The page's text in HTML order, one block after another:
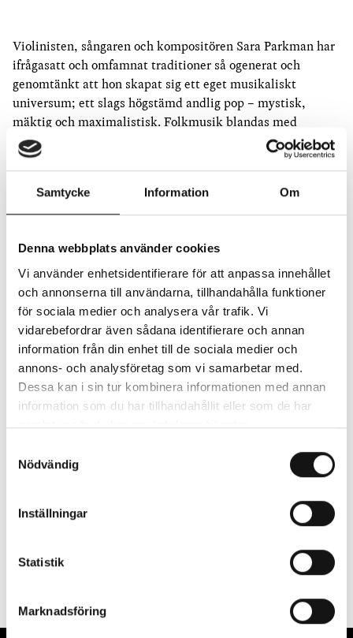
Samtycke Information Om
Denna webbplats använder cookies
Vi använder enhetsidentifierare för att anpassa innehållet
och annonserna till användarna, tillhandahålla funktioner
för sociala medier och analysera vår trafik. Vi
vidarebefordrar även sådana identifierare och annan
information från din enhet till de sociala medier och
annons- och analysföretag som vi samarbetar med.
Dessa kan i sin tur kombinera informationen med annan
information som du har tillhandahållit eller som de har
samlat in när du har använt deras tjänster.
Nödvändig
Inställningar
Statistik
Marknadsföring
Violinisten, sångaren och kompositören Sara Parkman har
ifrågasatt och omfamnat traditioner så ogenerat och
genomtänkt att hon skapat sig ett eget musikaliskt
universum; ett slags högstämd andlig pop – mystisk,
mäktig och maximalistisk. Folkmusik blandas med
synthar, vallåtar från fäbodar med tusen år gammal
religiös musik. Låttexterna har litterära referenser och är
musik utifrån fornnordisk kultur och mytologi, tonsättaren
och mystikern Hildegard av Bingen som levde på 1100-
såg som människans uppgift att försöka vara en skapande
kraft när världen brinner.
Genom åren har Sara Parkman flerfaldigt prisats vid Folk-
och Världsmusikgalan, tilldelats Dagens Nyheters
Kulturpris, utsetts till årets bästa liveakt på Manifestgalan
och till Årets folkmusik på Grammisgalan.
Foto: Märta Thisner